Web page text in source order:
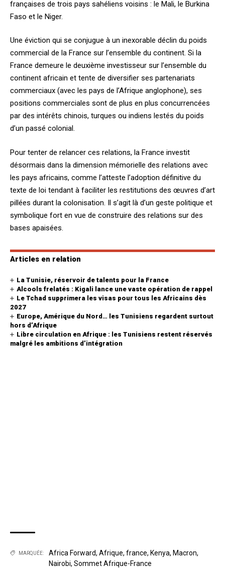
françaises de trois pays sahéliens voisins : le Mali, le Burkina
Faso et le Niger.
Une éviction qui se conjugue à un inexorable déclin du poids
commercial de la France sur l’ensemble du continent. Si la
France demeure le deuxième investisseur sur l’ensemble du
continent africain et tente de diversifier ses partenariats
commerciaux (avec les pays de l’Afrique anglophone), ses
positions commerciales sont de plus en plus concurrencées
par des intérêts chinois, turques ou indiens lestés du poids
d’un passé colonial.
Pour tenter de relancer ces relations, la France investit
désormais dans la dimension mémorielle des relations avec
les pays africains, comme l’atteste l’adoption définitive du
texte de loi tendant à faciliter les restitutions des œuvres d’art
pillées durant la colonisation. Il s’agit là d’un geste politique et
symbolique fort en vue de construire des relations sur des
bases apaisées.
Articles en relation
La Tunisie, réservoir de talents pour la France
Alcools frelatés : Kigali lance une vaste opération de rappel
Le Tchad supprimera les visas pour tous les Africains dès
2027
Europe, Amérique du Nord… les Tunisiens regardent surtout
hors d’Afrique
Libre circulation en Afrique : les Tunisiens restent réservés
malgré les ambitions d’intégration
MARQUÉE: Africa Forward, Afrique, france, Kenya, Macron,
Nairobi, Sommet Afrique-France